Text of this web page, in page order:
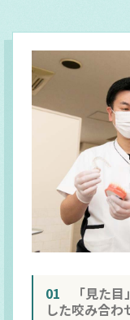
01
「見た
した咬み合わ